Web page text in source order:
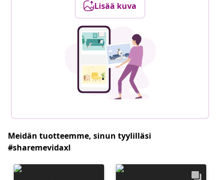
Lisää kuva
Meidän tuotteemme, sinun tyylilläsi
#sharemevidaxl